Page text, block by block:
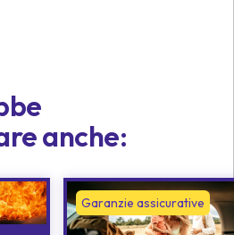
anche:
Garanzie assicurative